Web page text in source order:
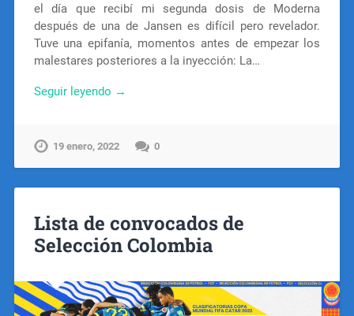
el día que recibí mi segunda dosis de Moderna
después de una de Jansen es difícil pero revelador.
Tuve una epifanía, momentos antes de empezar los
malestares posteriores a la inyección: La…
Seguir leyendo →
19 enero, 2022 0
Lista de convocados de
Selección Colombia